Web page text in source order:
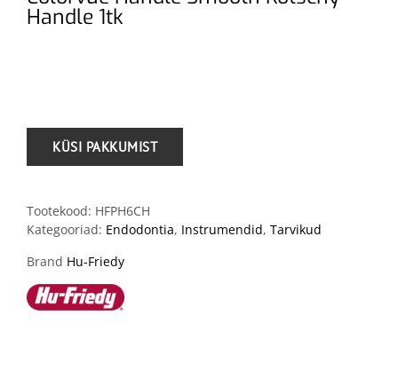
Handle 1tk
Tootekood: HFPH6CH
Kategooriad: Endodontia, Instrumendid, Tarvikud
Brand Hu-Friedy